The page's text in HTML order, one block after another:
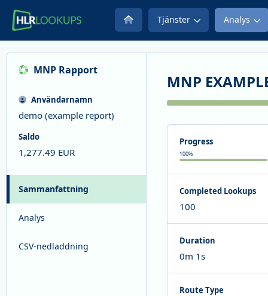
Tjänster Analys
MNP Rapport
Användarnamn
demo (example report)
Saldo
1,277.49 EUR
Sammanfattning
Analys
CSV-nedladdning
MNP
Progress
100%
Completed Lookups
100
Duration
0m 1s
Route Type